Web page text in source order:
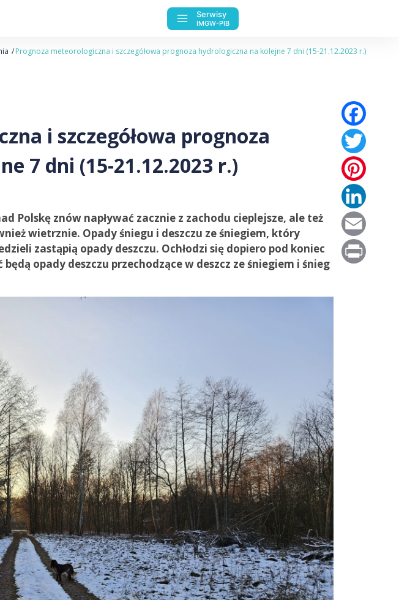
Serwisy
IMGW-PIB
Prognoza meteorologiczna i szczegółowa prognoza hydrologiczna na kolejne 7 dni (15-21.12.2023 r.)
i szczegółowa prognoza
7 dni (15-21.12.2023 r.)
Polskę znów napływać zacznie z zachodu cieplejsze, ale też
wietrznie. Opady śniegu i deszczu ze śniegiem, który
zastąpią opady deszczu. Ochłodzi się dopiero pod koniec
opady deszczu przechodzące w deszcz ze śniegiem i śnieg